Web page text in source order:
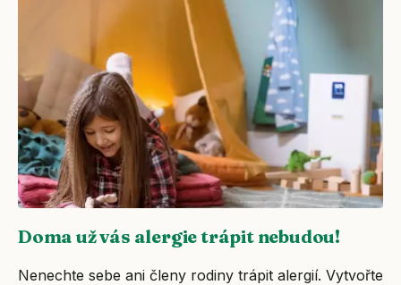
Doma už vás alergie trápit nebudou!
Nenechte sebe ani členy rodiny trápit alergií. Vytvořte